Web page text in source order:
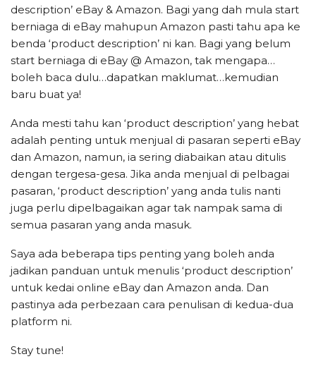
description’ eBay & Amazon. Bagi yang dah mula start
berniaga di eBay mahupun Amazon pasti tahu apa ke
benda ‘product description’ ni kan. Bagi yang belum
start berniaga di eBay @ Amazon, tak mengapa…
boleh baca dulu…dapatkan maklumat…kemudian
baru buat ya!
Anda mesti tahu kan ‘product description’ yang hebat
adalah penting untuk menjual di pasaran seperti eBay
dan Amazon, namun, ia sering diabaikan atau ditulis
dengan tergesa-gesa. Jika anda menjual di pelbagai
pasaran, ‘product description’ yang anda tulis nanti
juga perlu dipelbagaikan agar tak nampak sama di
semua pasaran yang anda masuk.
Saya ada beberapa tips penting yang boleh anda
jadikan panduan untuk menulis ‘product description’
untuk kedai online eBay dan Amazon anda. Dan
pastinya ada perbezaan cara penulisan di kedua-dua
platform ni.
Stay tune!